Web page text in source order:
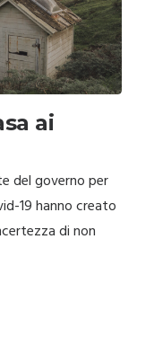
ai
del governo per
19 hanno creato
di non